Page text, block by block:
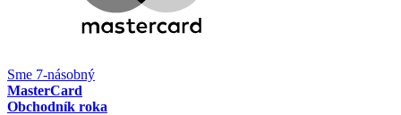
Sme 7-násobný
MasterCard
Obchodník roka